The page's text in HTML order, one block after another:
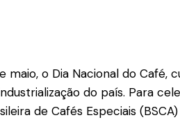
maio, o Dia Nacional do Café,
do país. Para
de Cafés Especiais